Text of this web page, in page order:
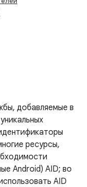
добавляемые в
ресурсы,
Android) AID; во
AID